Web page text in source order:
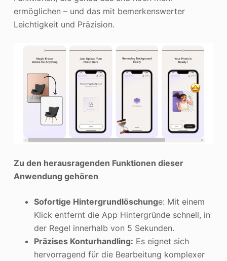
ermöglichen – und das mit bemerkenswerter
Leichtigkeit und Präzision.
Zu den herausragenden Funktionen dieser
Anwendung gehören
Sofortige Hintergrundlöschunge: Mit einem
Klick entfernt die App Hintergründe schnell, in
der Regel innerhalb von 5 Sekunden.
Präzises Konturhandling: Es eignet sich
hervorragend für die Bearbeitung komplexer